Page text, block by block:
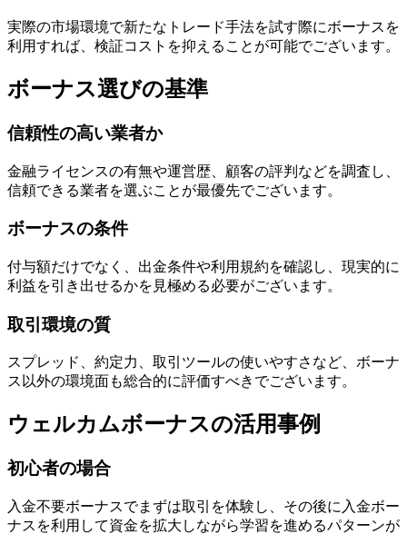
実際の市場環境で新たなトレード手法を試す際にボーナスを
利用すれば、検証コストを抑えることが可能でございます。
ボーナス選びの基準
信頼性の高い業者か
金融ライセンスの有無や運営歴、顧客の評判などを調査し、
信頼できる業者を選ぶことが最優先でございます。
ボーナスの条件
付与額だけでなく、出金条件や利用規約を確認し、現実的に
利益を引き出せるかを見極める必要がございます。
取引環境の質
スプレッド、約定力、取引ツールの使いやすさなど、ボーナ
ス以外の環境面も総合的に評価すべきでございます。
ウェルカムボーナスの活用事例
初心者の場合
入金不要ボーナスでまずは取引を体験し、その後に入金ボー
ナスを利用して資金を拡大しながら学習を進めるパターンが